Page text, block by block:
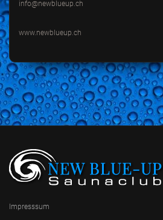
info@newblueup.ch
www.newblueup.ch
Impresssum